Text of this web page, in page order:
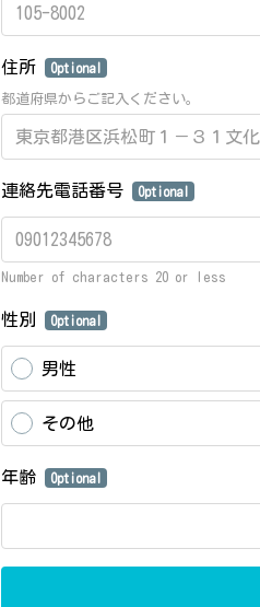
住所 Optional
都道府県からご記入ください。
連絡先電話番号 Optional
Number of characters 20 or less
性別 Optional
男性
その他
年齢 Optional